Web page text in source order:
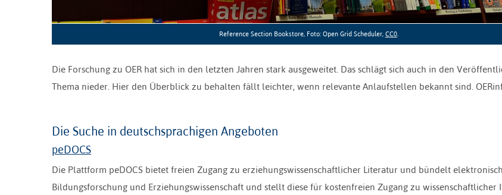
Reference Section Bookstore, Foto: Open Grid Scheduler, CC0.
Die Forschung zu OER hat sich in den letzten Jahren stark ausgeweitet. Das schlägt sich auch in den
Thema nieder. Hier den Überblick zu behalten fällt leichter, wenn relevante Anlaufstellen bekannt sind.
Die Suche in deutschsprachigen Angeboten
peDOCS
Die Plattform peDOCS bietet freien Zugang zu erziehungswissenschaftlicher Literatur und bündelt
Bildungsforschung und Erziehungswissenschaft und stellt diese für kostenfreien Zugang zu